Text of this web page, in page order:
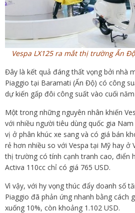
Vespa LX125 ra mắt thị trường Ấn
Đây là kết quả đáng thất vọng bởi nhà
Piaggio tại Baramati (Ấn Độ) có công
dự kiến gấp đôi công suất vào cuối
Một trong những nguyên nhân khiến
với nhiều người tiêu dùng quốc gia
vị ở phân khúc xe sang và có giá bán
rẻ hơn nhiều so với Vespa tại Mỹ hay ở
thị trường có tính cạnh tranh cao, điển
Activa 110cc chỉ có giá 765 USD.
Vì vậy, với hy vọng thúc đẩy doanh số
Piaggio đã phản ứng nhanh bằng cách
xuống 10%, còn khoảng 1.102 USD.